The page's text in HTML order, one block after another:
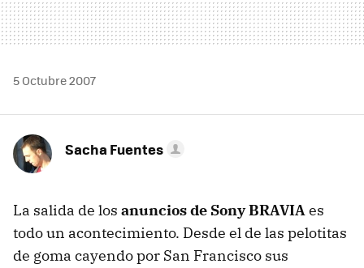
5 Octubre 2007
Sacha Fuentes
La salida de los anuncios de Sony BRAVIAes
todo un acontecimiento. Desde el de las pelotitas
de goma cayendo por San Francisco sus